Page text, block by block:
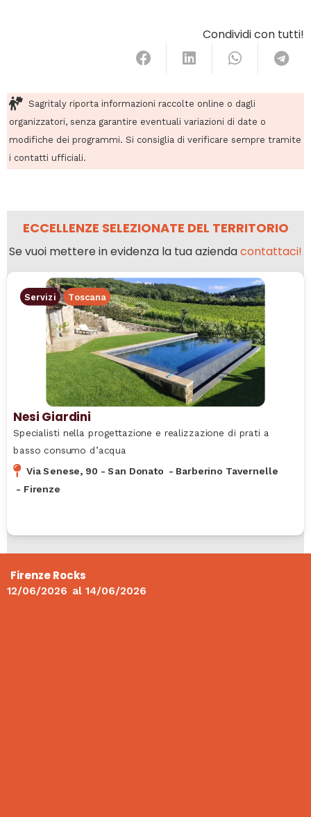
Condividi con tutti!
Sagritaly riporta informazioni raccolte online o dagli
organizzatori, senza garantire eventuali variazioni di date o
modifiche dei programmi. Si consiglia di verificare sempre tramite
i contatti ufficiali.
ECCELLENZE SELEZIONATE DEL TERRITORIO
Se vuoi mettere in evidenza la tua aziendacontattaci!
Servizi Toscana
Nesi Giardini
Specialisti nella progettazione e realizzazione di prati a
basso consumo d’acqua
Via Senese, 90 - San Donato - Barberino Tavernelle
- Firenze
Firenze Rocks
12/06/2026 al 14/06/2026